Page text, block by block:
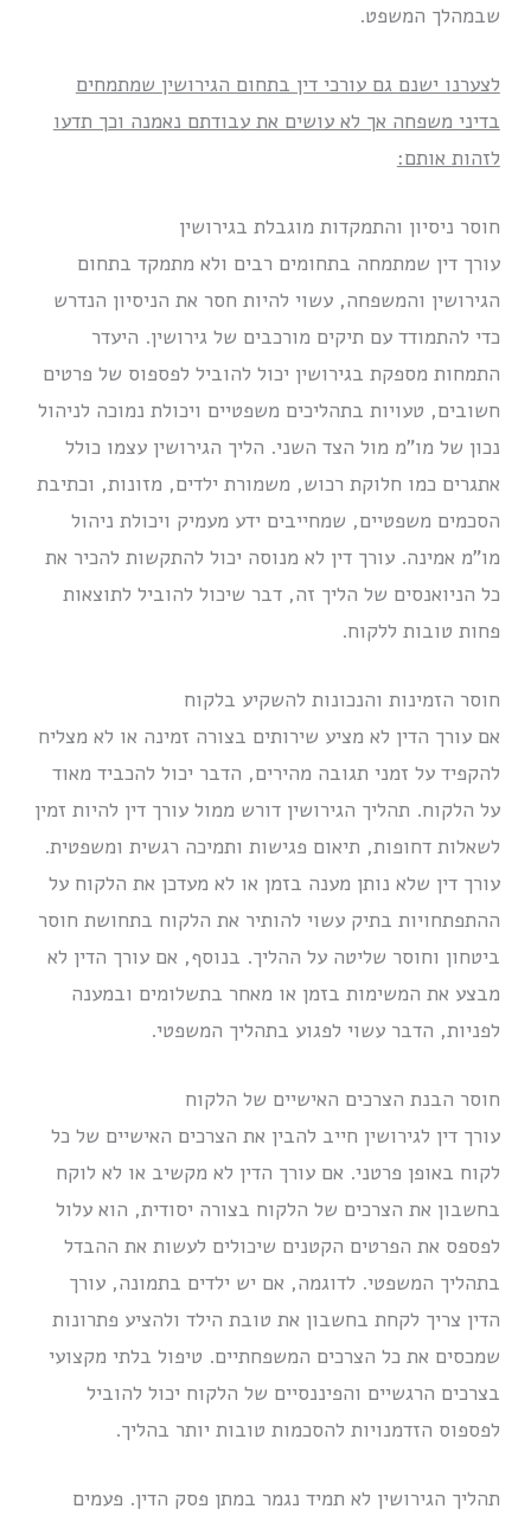
שבמהלך המשפט.
לצערנו ישנם גם עורכי דין בתחום הגירושין שמתמחים
בדיני משפחה אך לא עושים את עבודתם נאמנה וכך תדעו
לזהות אותם:
חוסר ניסיון והתמקדות מוגבלת בגירושין
עורך דין שמתמחה בתחומים רבים ולא מתמקד בתחום
הגירושין והמשפחה, עשוי להיות חסר את הניסיון הנדרש
כדי להתמודד עם תיקים מורכבים של גירושין. היעדר
התמחות מספקת בגירושין יכול להוביל לפספוס של פרטים
חשובים, טעויות בתהליכים משפטיים ויכולת נמוכה לניהול
נכון של מו”מ מול הצד השני. הליך הגירושין עצמו כולל
אתגרים כמו חלוקת רכוש, משמורת ילדים, מזונות, וכתיבת
הסכמים משפטיים, שמחייבים ידע מעמיק ויכולת ניהול
מו”מ אמינה. עורך דין לא מנוסה יכול להתקשות להכיר את
כל הניואנסים של הליך זה, דבר שיכול להוביל לתוצאות
פחות טובות ללקוח.
חוסר הזמינות והנכונות להשקיע בלקוח
אם עורך הדין לא מציע שירותים בצורה זמינה או לא מצליח
להקפיד על זמני תגובה מהירים, הדבר יכול להכביד מאוד
על הלקוח. תהליך הגירושין דורש ממול עורך דין להיות זמין
לשאלות דחופות, תיאום פגישות ותמיכה רגשית ומשפטית.
עורך דין שלא נותן מענה בזמן או לא מעדכן את הלקוח על
ההתפתחויות בתיק עשוי להותיר את הלקוח בתחושת חוסר
ביטחון וחוסר שליטה על ההליך. בנוסף, אם עורך הדין לא
מבצע את המשימות בזמן או מאחר בתשלומים ובמענה
לפניות, הדבר עשוי לפגוע בתהליך המשפטי.
חוסר הבנת הצרכים האישיים של הלקוח
עורך דין לגירושין חייב להבין את הצרכים האישיים של כל
לקוח באופן פרטני. אם עורך הדין לא מקשיב או לא לוקח
בחשבון את הצרכים של הלקוח בצורה יסודית, הוא עלול
לפספס את הפרטים הקטנים שיכולים לעשות את ההבדל
בתהליך המשפטי. לדוגמה, אם יש ילדים בתמונה, עורך
הדין צריך לקחת בחשבון את טובת הילד ולהציע פתרונות
שמכסים את כל הצרכים המשפחתיים. טיפול בלתי מקצועי
בצרכים הרגשיים והפיננסיים של הלקוח יכול להוביל
לפספוס הזדמנויות להסכמות טובות יותר בהליך.
תהליך הגירושין לא תמיד נגמר במתן פסק הדין. פעמים